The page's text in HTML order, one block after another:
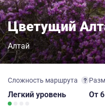
Цветущий
Алтай
Сложность маршрута
Легкий уровень От 6